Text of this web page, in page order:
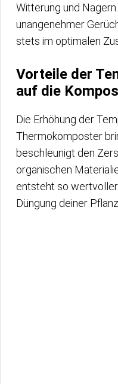
Witterung und
unangenehmer
stets im optimalen
Vorteile der
auf die
Die Erhöhung der
Thermokomposter
beschleunigt den
organischen
entsteht so
Düngung deiner